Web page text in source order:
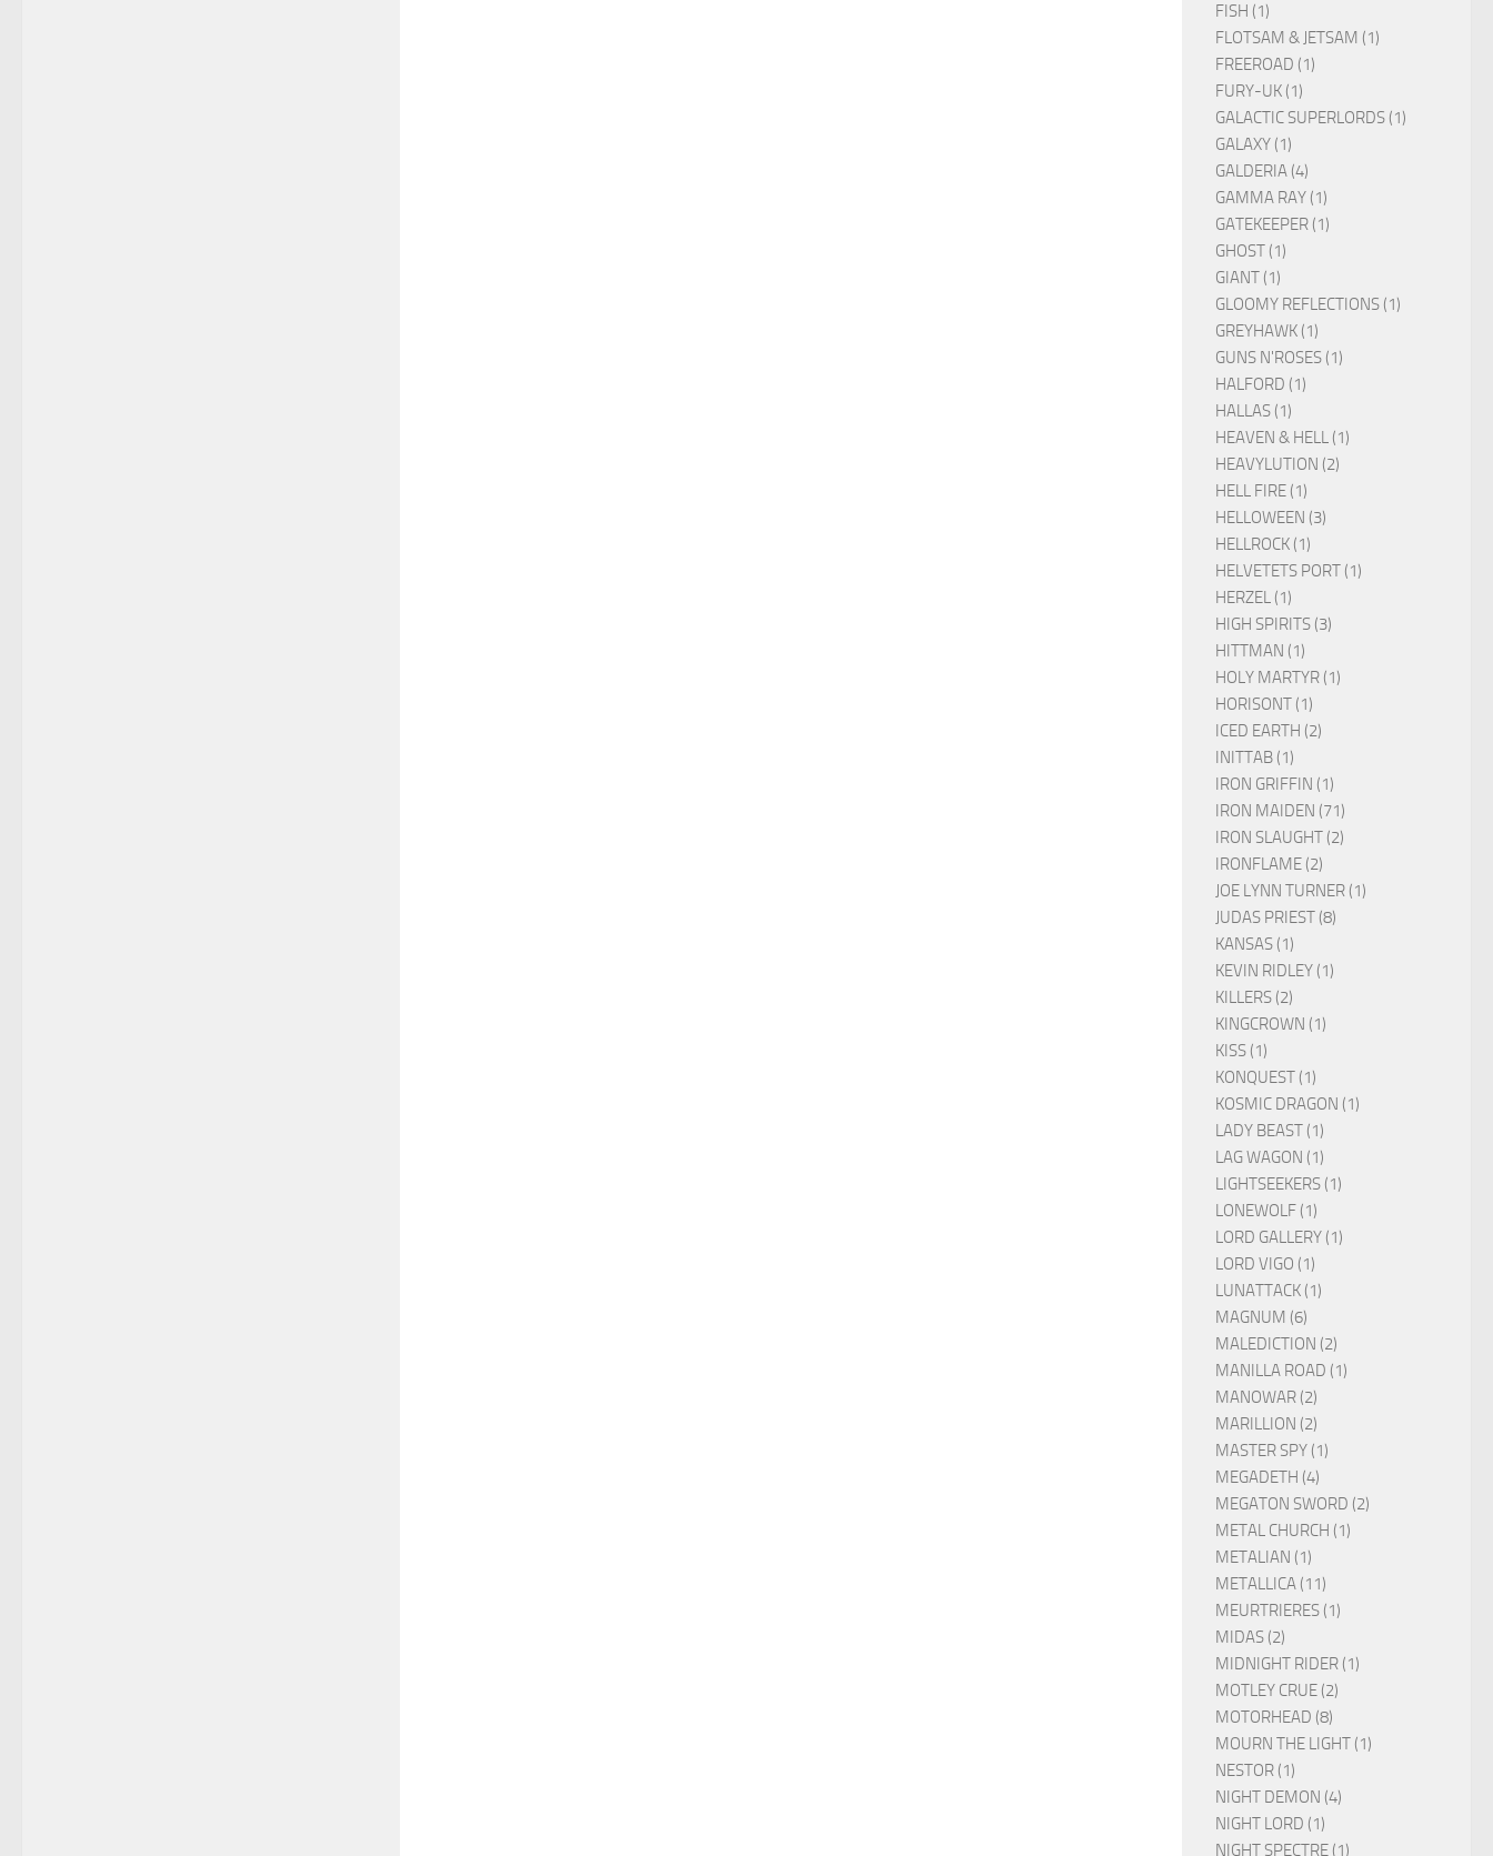
FISH (1)
FLOTSAM & JETSAM (1)
FREEROAD (1)
FURY-UK (1)
GALACTIC SUPERLORDS (1)
GALAXY (1)
GALDERIA (4)
GAMMA RAY (1)
GATEKEEPER (1)
GHOST (1)
GIANT (1)
GLOOMY REFLECTIONS (1)
GREYHAWK (1)
GUNS N'ROSES (1)
HALFORD (1)
HALLAS (1)
HEAVEN & HELL (1)
HEAVYLUTION (2)
HELL FIRE (1)
HELLOWEEN (3)
HELLROCK (1)
HELVETETS PORT (1)
HERZEL (1)
HIGH SPIRITS (3)
HITTMAN (1)
HOLY MARTYR (1)
HORISONT (1)
ICED EARTH (2)
INITTAB (1)
IRON GRIFFIN (1)
IRON MAIDEN (71)
IRON SLAUGHT (2)
IRONFLAME (2)
JOE LYNN TURNER (1)
JUDAS PRIEST (8)
KANSAS (1)
KEVIN RIDLEY (1)
KILLERS (2)
KINGCROWN (1)
KISS (1)
KONQUEST (1)
KOSMIC DRAGON (1)
LADY BEAST (1)
LAG WAGON (1)
LIGHTSEEKERS (1)
LONEWOLF (1)
LORD GALLERY (1)
LORD VIGO (1)
LUNATTACK (1)
MAGNUM (6)
MALEDICTION (2)
MANILLA ROAD (1)
MANOWAR (2)
MARILLION (2)
MASTER SPY (1)
MEGADETH (4)
MEGATON SWORD (2)
METAL CHURCH (1)
METALIAN (1)
METALLICA (11)
MEURTRIERES (1)
MIDAS (2)
MIDNIGHT RIDER (1)
MOTLEY CRUE (2)
MOTORHEAD (8)
MOURN THE LIGHT (1)
NESTOR (1)
NIGHT DEMON (4)
NIGHT LORD (1)
NIGHT SPECTRE (1)